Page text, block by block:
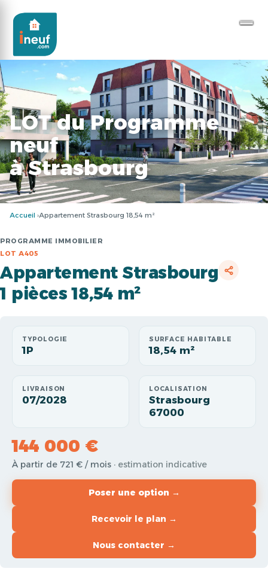
LOT du Programme
neuf
à Strasbourg
Accueil Appartement Strasbourg 18,54 m²
PROGRAMME IMMOBILIER
LOT A405
Appartement Strasbourg
1 pièces 18,54 m²
TYPOLOGIE
1P
SURFACE HABITABLE
18,54 m²
LIVRAISON
07/2028
LOCALISATION
Strasbourg
67000
144 000 €
À partir de 721 € / mois · estimation indicative
Poser une option →
Recevoir le plan →
Nous contacter →